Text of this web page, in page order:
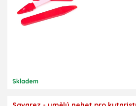
Skladem